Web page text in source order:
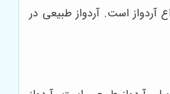
آردواز است. آردواز طبیعی در